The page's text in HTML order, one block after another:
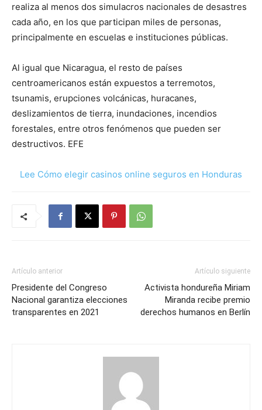
realiza al menos dos simulacros nacionales de desastres
cada año, en los que participan miles de personas,
principalmente en escuelas e instituciones públicas.
Al igual que Nicaragua, el resto de países
centroamericanos están expuestos a terremotos,
tsunamis, erupciones volcánicas, huracanes,
deslizamientos de tierra, inundaciones, incendios
forestales, entre otros fenómenos que pueden ser
destructivos. EFE
Lee Cómo elegir casinos online seguros en Honduras
Artículo anterior
Presidente del Congreso
Nacional garantiza elecciones
transparentes en 2021
Artículo siguiente
Activista hondureña Miriam
Miranda recibe premio
derechos humanos en Berlín